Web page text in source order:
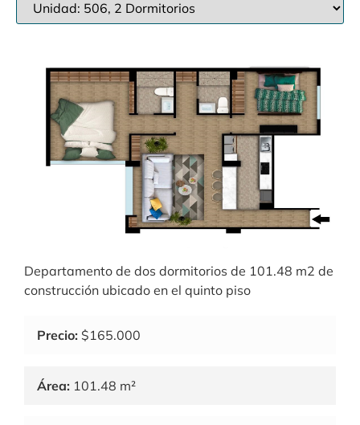
Departamento de dos dormitorios de 101.48 m2 de
construcción ubicado en el quinto piso
Precio: $165.000
Área: 101.48 m²